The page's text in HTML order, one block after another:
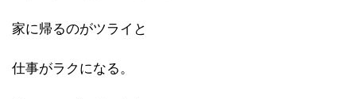
家に帰るのがツライと
仕事がラクになる。